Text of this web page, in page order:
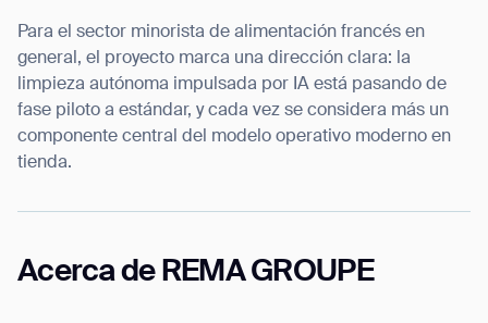
Para el sector minorista de alimentación francés en
general, el proyecto marca una dirección clara: la
limpieza autónoma impulsada por IA está pasando de
fase piloto a estándar, y cada vez se considera más un
componente central del modelo operativo moderno en
tienda.
Acerca de REMA GROUPE